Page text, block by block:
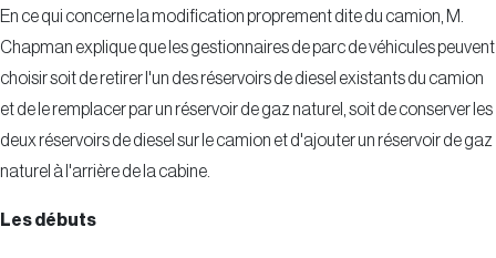
En ce qui concerne la modification proprement dite du camion, M.
Chapman explique que les gestionnaires de parc de véhicules peuvent
choisir soit de retirer l'un des réservoirs de diesel existants du camion
et de le remplacer par un réservoir de gaz naturel, soit de conserver les
deux réservoirs de diesel sur le camion et d'ajouter un réservoir de gaz
naturel à l'arrière de la cabine.
Les débuts